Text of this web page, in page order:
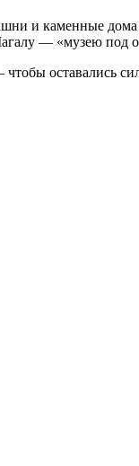
и каменные
— «музею под
оставались